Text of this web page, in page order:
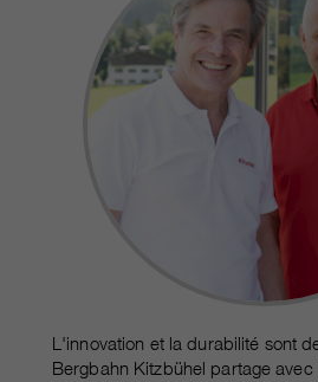
L'innovation et la durabilité sont
Bergbahn Kitzbühel partage avec